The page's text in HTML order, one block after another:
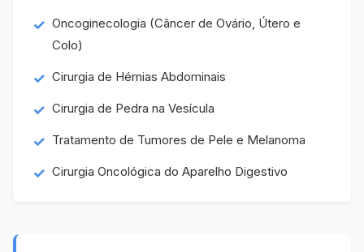
Oncoginecologia (Câncer de Ovário, Útero e
Colo)
Cirurgia de Hérnias Abdominais
Cirurgia de Pedra na Vesícula
Tratamento de Tumores de Pele e Melanoma
Cirurgia Oncológica do Aparelho Digestivo